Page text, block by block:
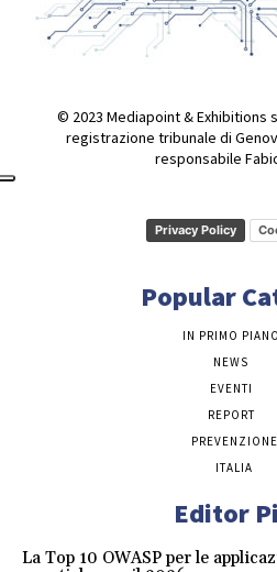
© 2023 Mediapoint & Exhibitions
registrazione tribunale di
responsabile
Privacy Policy
Popular
IN PRIMO PIANO
NEWS
EVENTI
REPORT
PREVENZIONE
ITALIA
Editor
La Top 10 OWASP per le